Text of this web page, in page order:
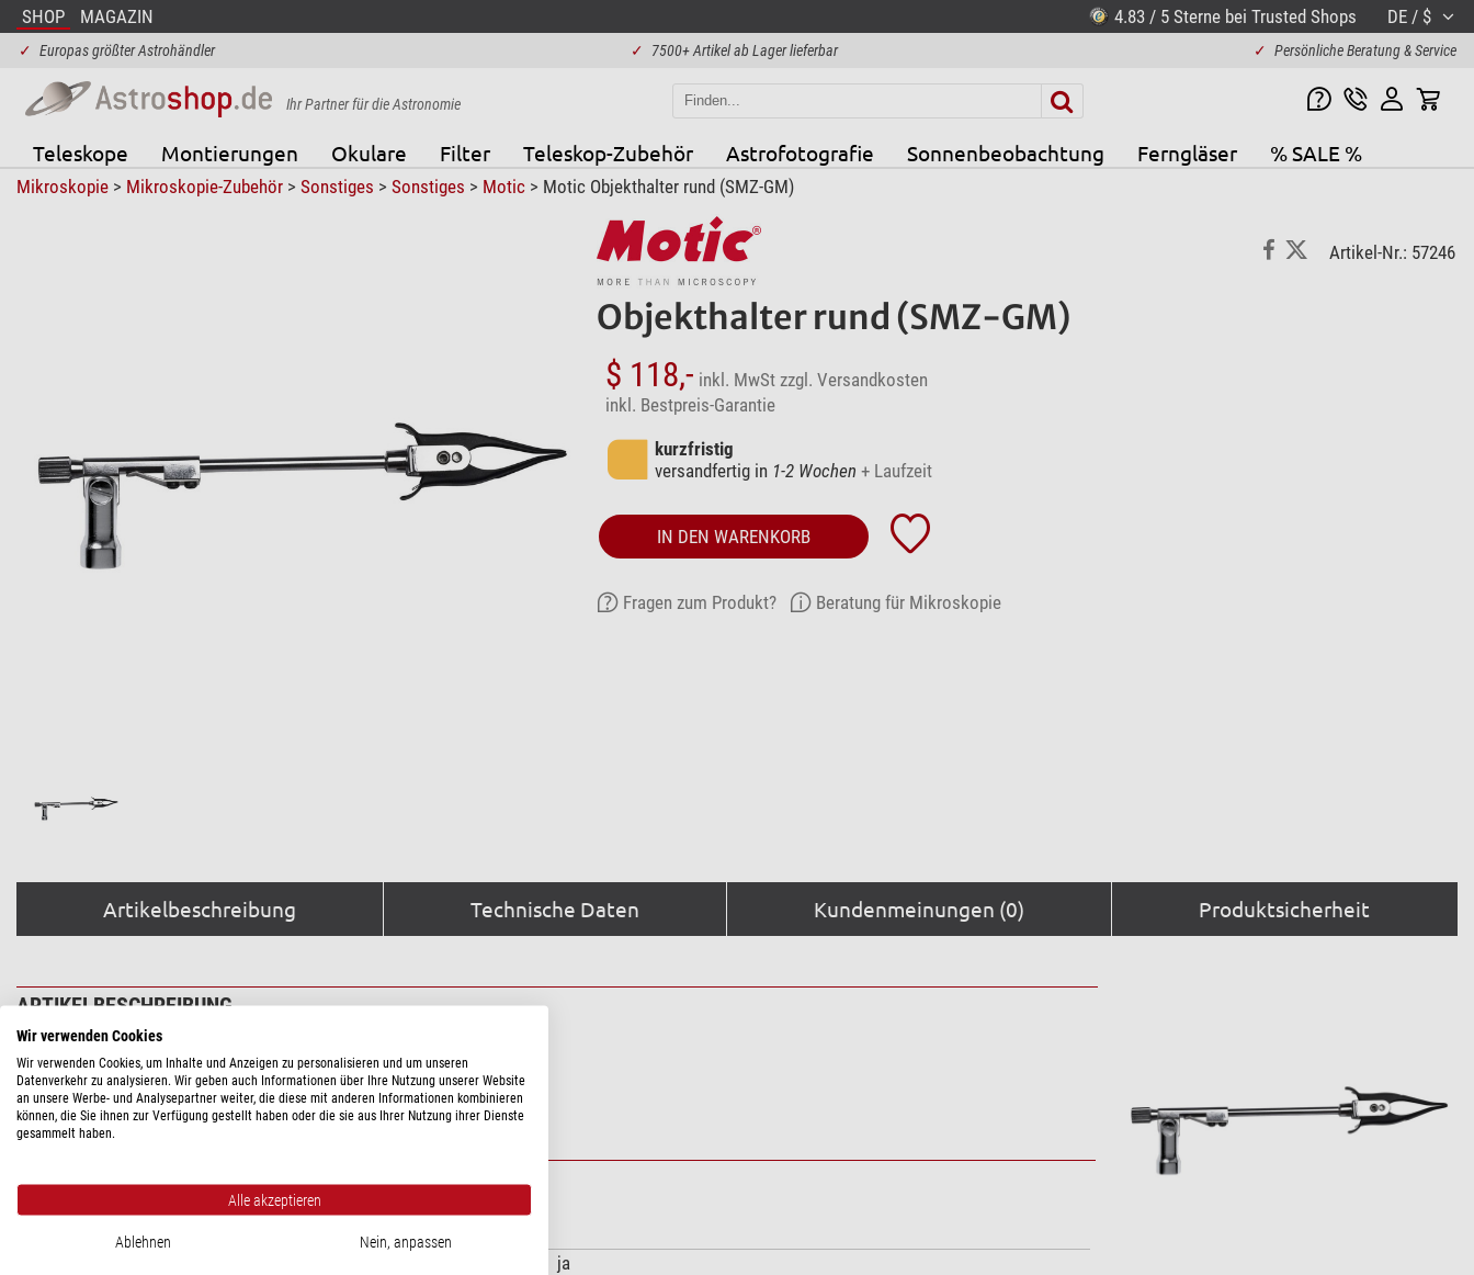
SHOP MAGAZIN 4.83 / 5 Sterne bei Trusted Shops DE / $
✓ Europas größter Astrohändler ✓ 7500+ Artikel ab Lager lieferbar ✓ Persönliche Beratung & Service
Ihr Partner für die Astronomie
Teleskope Montierungen Okulare Filter Teleskop-Zubehör Astrofotografie Sonnenbeobachtung Ferngläser % SALE %
Mikroskopie> Mikroskopie-Zubehör> Sonstiges > Sonstiges > Motic> Motic Objekthalter rund (SMZ-GM)
Artikel-Nr.: 57246
Objekthalter rund (SMZ-GM)
$ 118,- inkl. MwSt zzgl. Versandkosten
inkl. Bestpreis-Garantie
kurzfristig
versandfertig in 1-2 Wochen + Laufzeit
IN DEN WARENKORB
Fragen zum Produkt? Beratung für Mikroskopie
Artikelbeschreibung Technische Daten Kundenmeinungen (0) Produktsicherheit
ARTIKELBESCHREIBUNG
Objekthalter rund (SMZ-GM)
Passend zu den Serien:GM-161, GM-168, GM-171
TECHNISCHE DATEN
Passend zur Serie
ja
Wir verwenden Cookies
Wir verwenden Cookies, um Inhalte und Anzeigen zu personalisieren und um unseren
Datenverkehr zu analysieren. Wir geben auch Informationen über Ihre Nutzung unserer Website
an unsere Werbe- und Analysepartner weiter, die diese mit anderen Informationen kombinieren
können, die Sie ihnen zur Verfügung gestellt haben oder die sie aus Ihrer Nutzung ihrer Dienste
gesammelt haben.
Alle akzeptieren
Ablehnen Nein, anpassen